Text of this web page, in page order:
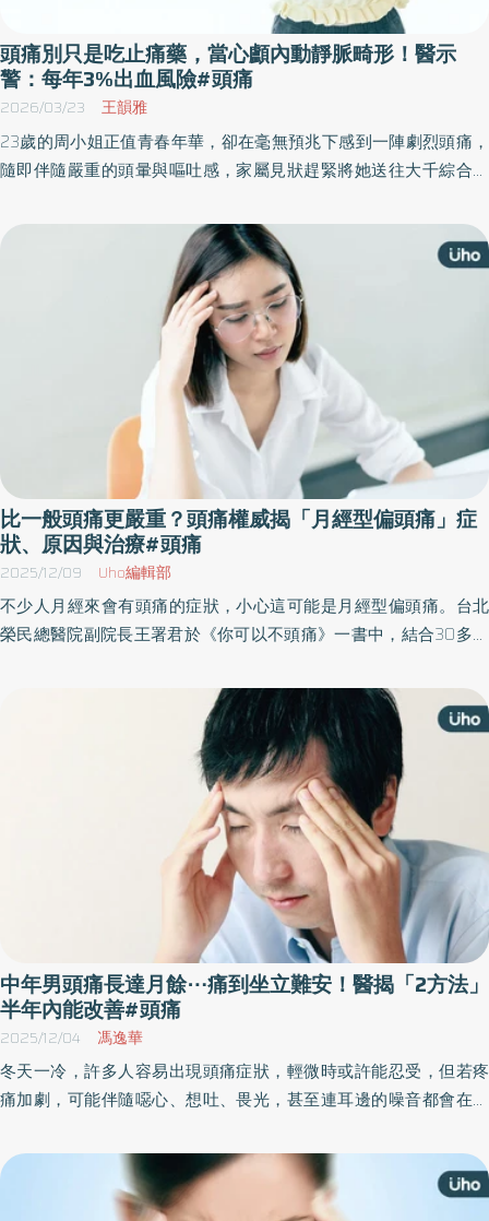
頭痛別只是吃止痛藥，當心顱內動靜脈畸形！醫示
警：每年3%出血風險#頭痛
2026/03/23 王韻雅
23歲的周小姐正值青春年華，卻在毫無預兆下感到一陣劇烈頭痛，
隨即伴隨嚴重的頭暈與嘔吐感，家屬見狀趕緊將她送往大千綜合醫
象，且出血位置極其不尋常⋯⋯
比一般頭痛更嚴重？頭痛權威揭「月經型偏頭痛」症
狀、原因與治療#頭痛
2025/12/09 Uho編輯部
不少人月經來會有頭痛的症狀，小心這可能是月經型偏頭痛。台北
榮民總醫院副院長王署君於《你可以不頭痛》一書中，結合30多年
痛，並找頭痛的根本原因，改善長年反覆發作的頭痛困擾。以下為
中年男頭痛長達月餘⋯痛到坐立難安！醫揭「2方法」
半年內能改善#頭痛
2025/12/04 馮逸華
冬天一冷，許多人容易出現頭痛症狀，輕微時或許能忍受，但若疼
痛加劇，可能伴隨噁心、想吐、畏光，甚至連耳邊的噪音都會在腦
月，就診經醫師評估後，透過日常頭痛紀錄與規律用藥，3個月後獲